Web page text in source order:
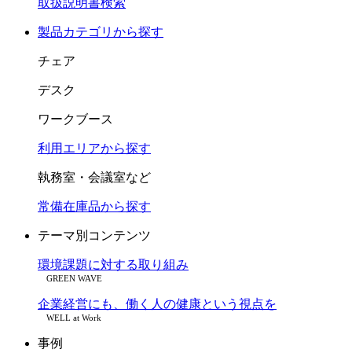
取扱説明書検索
製品カテゴリから探す
チェア
デスク
ワークブース
利用エリアから探す
執務室・会議室など
常備在庫品から探す
テーマ別コンテンツ
環境課題に対する取り組み
GREEN WAVE
企業経営にも、働く人の健康という視点を
WELL at Work
事例